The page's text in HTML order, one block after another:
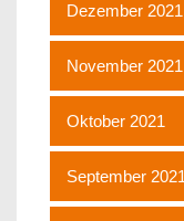
Dezember 2021
November 2021
Oktober 2021
September